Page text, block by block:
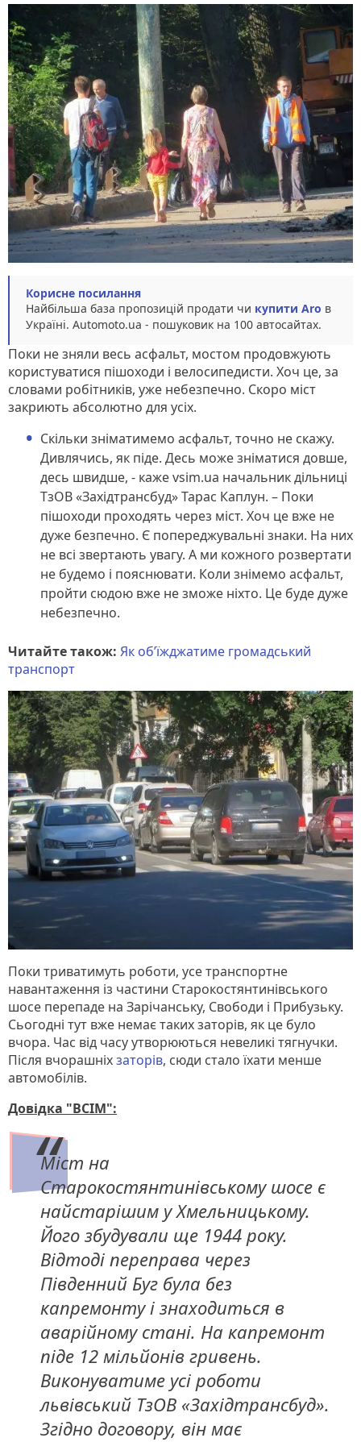
Корисне посилання
Найбільша база пропозицій продати чи купити Aro в
Україні. Аutomoto.ua - пошуковик на 100 автосайтах.
Поки не зняли весь асфальт, мостом продовжують
користуватися пішоходи і велосипедисти. Хоч це, за
словами робітників, уже небезпечно. Скоро міст
закриють абсолютно для усіх.
Скільки зніматимемо асфальт, точно не скажу.
Дивлячись, як піде. Десь може зніматися довше,
десь швидше, - каже vsim.ua начальник дільниці
ТзОВ «Західтрансбуд» Тарас Каплун. – Поки
пішоходи проходять через міст. Хоч це вже не
дуже безпечно. Є попереджувальні знаки. На них
не всі звертають увагу. А ми кожного розвертати
не будемо і пояснювати. Коли знімемо асфальт,
пройти сюдою вже не зможе ніхто. Це буде дуже
небезпечно.
Читайте також: Як об’їжджатиме громадський
транспорт
Поки триватимуть роботи, усе транспортне
навантаження із частини Старокостянтинівського
шосе перепаде на Зарічанську, Свободи і Прибузьку.
Сьогодні тут вже немає таких заторів, як це було
вчора. Час від часу утворюються невеликі тягнучки.
Після вчорашніхзаторів, сюди стало їхати менше
автомобілів.
Довідка "ВСІМ":
Міст на
Старокостянтинівському шосе є
найстарішим у Хмельницькому.
Його збудували ще 1944 року.
Відтоді переправа через
Південний Буг була без
капремонту і знаходиться в
аварійному стані. На капремонт
піде 12 мільйонів гривень.
Виконуватиме усі роботи
львівський ТзОВ «Західтрансбуд».
Згідно договору, він має